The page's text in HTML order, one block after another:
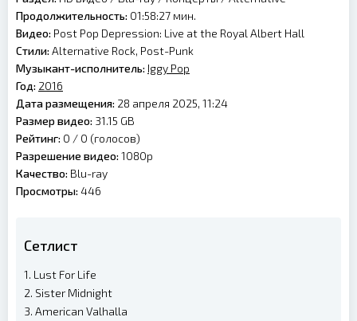
Продолжительность: 01:58:27 мин.
Видео: Post Pop Depression: Live at the Royal Albert Hall
Стили: Alternative Rock, Post-Punk
Музыкант-исполнитель: Iggy Pop
Год: 2016
Дата размещения: 28 апреля 2025, 11:24
Размер видео: 31.15 GB
Рейтинг: 0 / 0 (голосов)
Разрешение видео: 1080p
Качество: Blu-ray
Просмотры: 446
Сетлист
1. Lust For Life
2. Sister Midnight
3. American Valhalla